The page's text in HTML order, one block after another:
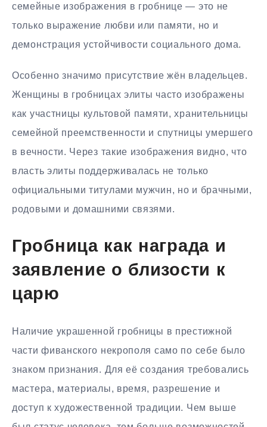
семейные изображения в гробнице — это не
только выражение любви или памяти, но и
демонстрация устойчивости социального дома.
Особенно значимо присутствие жён владельцев.
Женщины в гробницах элиты часто изображены
как участницы культовой памяти, хранительницы
семейной преемственности и спутницы умершего
в вечности. Через такие изображения видно, что
власть элиты поддерживалась не только
официальными титулами мужчин, но и брачными,
родовыми и домашними связями.
Гробница как награда и
заявление о близости к
царю
Наличие украшенной гробницы в престижной
части фиванского некрополя само по себе было
знаком признания. Для её создания требовались
мастера, материалы, время, разрешение и
доступ к художественной традиции. Чем выше